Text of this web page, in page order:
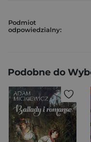
Podmiot
odpowiedzialny:
Podobne do